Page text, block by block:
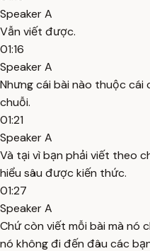
Speaker A
Vẫn viết được.
01:16
Speaker A
Nhưng cái bài nào thuộc cái
chuỗi.
01:21
Speaker A
Và tại vì bạn phải viết theo
hiểu sâu được kiến thức.
01:27
Speaker A
Chứ còn viết mỗi bài mà nó
nó không đi đến đâu các